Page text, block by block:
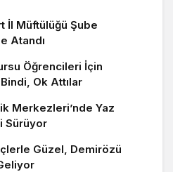
İl Müftülüğü Şube
Atandı
Öğrencileri İçin
Ok Attılar
Merkezleri’nde Yaz
Sürüyor
Güzel, Demirözü